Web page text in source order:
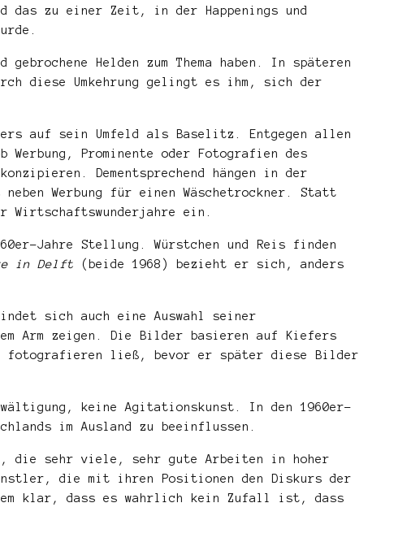
das zu einer Zeit, in der Happenings und
Helden zum Thema haben. In späteren
diese Umkehrung gelingt es ihm, sich der
auf sein Umfeld als Baselitz. Entgegen allen
Prominente oder Fotografien des
Dementsprechend hängen in der
Werbung für einen Wäschetrockner. Statt
ein.
Jahre Stellung. Würstchen und Reis finden
in Delft (beide 1968) bezieht er sich, anders
sich auch eine Auswahl seiner
Arm zeigen. Die Bilder basieren auf Kiefers
fotografieren ließ, bevor er später diese Bilder
keine Agitationskunst. In den 1960er-
im Ausland zu beeinflussen.
die sehr viele, sehr gute Arbeiten in hoher
die mit ihren Positionen den Diskurs der
klar, dass es wahrlich kein Zufall ist, dass